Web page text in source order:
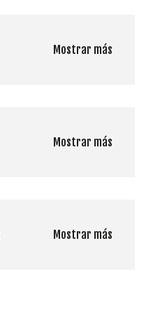
Mostrar más
Mostrar más
Mostrar más